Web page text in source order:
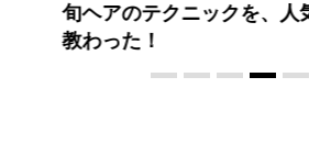
な“SUMMER PINK”［
Vol.12］